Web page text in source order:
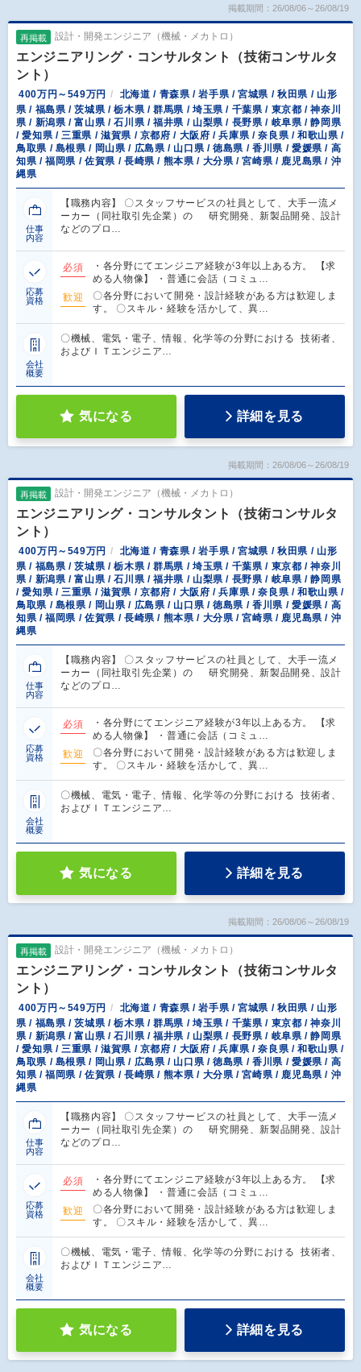
掲載期間：26/08/06～26/08/19
再掲載 設計・開発エンジニア（機械・メカトロ）
エンジニアリング・コンサルタント（技術コンサルタ
ント）
400万円～549万円
北海道 / 青森県 / 岩手県 / 宮城県 / 秋田県 / 山形
県 / 福島県 / 茨城県 / 栃木県 / 群馬県 / 埼玉県 / 千葉県 / 東京都 / 神奈川
県 / 新潟県 / 富山県 / 石川県 / 福井県 / 山梨県 / 長野県 / 岐阜県 / 静岡県
/ 愛知県 / 三重県 / 滋賀県 / 京都府 / 大阪府 / 兵庫県 / 奈良県 / 和歌山県 /
鳥取県 / 島根県 / 岡山県 / 広島県 / 山口県 / 徳島県 / 香川県 / 愛媛県 / 高
知県 / 福岡県 / 佐賀県 / 長崎県 / 熊本県 / 大分県 / 宮崎県 / 鹿児島県 / 沖
縄県
仕事
内容
【職務内容】 〇スタッフサービスの社員として、大手一流メ
ーカー（同社取引先企業）の 研究開発、新製品開発、設計
などのプロ…
応募
資格
必須
・各分野にてエンジニア経験が3年以上ある方。 【求
める人物像】 ・普通に会話（コミュ…
歓迎
〇各分野において開発・設計経験がある方は歓迎しま
す。 〇スキル・経験を活かして、異…
会社
概要
〇機械、電気・電子、情報、化学等の分野における 技術者、
およびＩＴエンジニア…
気になる 詳細を見る
掲載期間：26/08/06～26/08/19
再掲載 設計・開発エンジニア（機械・メカトロ）
エンジニアリング・コンサルタント（技術コンサルタ
ント）
400万円～549万円
北海道 / 青森県 / 岩手県 / 宮城県 / 秋田県 / 山形
県 / 福島県 / 茨城県 / 栃木県 / 群馬県 / 埼玉県 / 千葉県 / 東京都 / 神奈川
県 / 新潟県 / 富山県 / 石川県 / 福井県 / 山梨県 / 長野県 / 岐阜県 / 静岡県
/ 愛知県 / 三重県 / 滋賀県 / 京都府 / 大阪府 / 兵庫県 / 奈良県 / 和歌山県 /
鳥取県 / 島根県 / 岡山県 / 広島県 / 山口県 / 徳島県 / 香川県 / 愛媛県 / 高
知県 / 福岡県 / 佐賀県 / 長崎県 / 熊本県 / 大分県 / 宮崎県 / 鹿児島県 / 沖
縄県
仕事
内容
【職務内容】 〇スタッフサービスの社員として、大手一流メ
ーカー（同社取引先企業）の 研究開発、新製品開発、設計
などのプロ…
応募
資格
必須
・各分野にてエンジニア経験が3年以上ある方。 【求
める人物像】 ・普通に会話（コミュ…
歓迎
〇各分野において開発・設計経験がある方は歓迎しま
す。 〇スキル・経験を活かして、異…
会社
概要
〇機械、電気・電子、情報、化学等の分野における 技術者、
およびＩＴエンジニア…
気になる 詳細を見る
掲載期間：26/08/06～26/08/19
再掲載 設計・開発エンジニア（機械・メカトロ）
エンジニアリング・コンサルタント（技術コンサルタ
ント）
400万円～549万円
北海道 / 青森県 / 岩手県 / 宮城県 / 秋田県 / 山形
県 / 福島県 / 茨城県 / 栃木県 / 群馬県 / 埼玉県 / 千葉県 / 東京都 / 神奈川
県 / 新潟県 / 富山県 / 石川県 / 福井県 / 山梨県 / 長野県 / 岐阜県 / 静岡県
/ 愛知県 / 三重県 / 滋賀県 / 京都府 / 大阪府 / 兵庫県 / 奈良県 / 和歌山県 /
鳥取県 / 島根県 / 岡山県 / 広島県 / 山口県 / 徳島県 / 香川県 / 愛媛県 / 高
知県 / 福岡県 / 佐賀県 / 長崎県 / 熊本県 / 大分県 / 宮崎県 / 鹿児島県 / 沖
縄県
仕事
内容
【職務内容】 〇スタッフサービスの社員として、大手一流メ
ーカー（同社取引先企業）の 研究開発、新製品開発、設計
などのプロ…
応募
資格
必須
・各分野にてエンジニア経験が3年以上ある方。 【求
める人物像】 ・普通に会話（コミュ…
歓迎
〇各分野において開発・設計経験がある方は歓迎しま
す。 〇スキル・経験を活かして、異…
会社
概要
〇機械、電気・電子、情報、化学等の分野における 技術者、
およびＩＴエンジニア…
気になる 詳細を見る